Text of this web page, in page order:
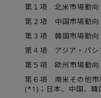
第１項 北米市場動向
第２項 中国市場動向
第３項 韓国市場動向
第４項 アジア・パシ
第５項 欧州市場動向
第６項 南米その他市
(*1)；日本、中国、韓